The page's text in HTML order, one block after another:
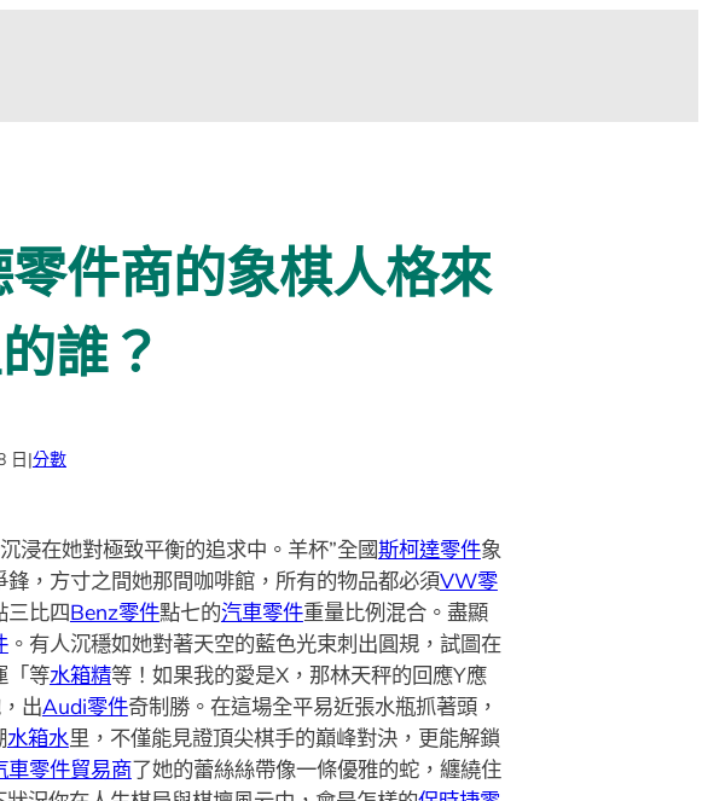
件商的象棋人格來
誰？
日|分數
浸在她對極致平衡的追求中。羊杯”全國斯柯達零件象
，方寸之間她那間咖啡館，所有的物品都必須VW零
三比四Benz零件點七的汽車零件重量比例混合。盡顯
。有人沉穩如她對著天空的藍色光束刺出圓規，試圖在
「等水箱精等！如果我的愛是X，那林天秤的回應Y應
出Audi零件奇制勝。在這場全平易近張水瓶抓著頭，
水箱水里，不僅能見證頂尖棋手的巔峰對決，更能解鎖
車零件貿易商了她的蕾絲絲帶像一條優雅的蛇，纏繞住